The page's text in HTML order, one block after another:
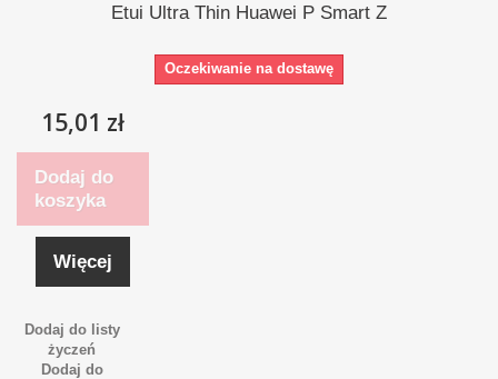
Etui Ultra Thin Huawei P Smart Z
Oczekiwanie na dostawę
15,01 zł
Dodaj do
koszyka
Więcej
Dodaj do listy
życzeń
Dodaj do